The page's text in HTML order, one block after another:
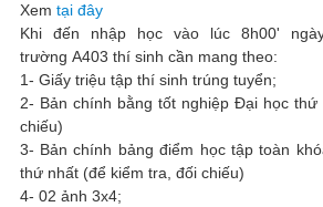
Xem tại đây
Khi đến nhập học vào lúc 8h00'
trường A403 thí sinh cần mang theo:
1- Giấy triệu tập thí sinh trúng tuyển;
2- Bản chính bằng tốt nghiệp Đại học
chiếu)
3- Bản chính bảng điểm học tập toàn
thứ nhất (để kiểm tra, đối chiếu)
4- 02 ảnh 3x4;